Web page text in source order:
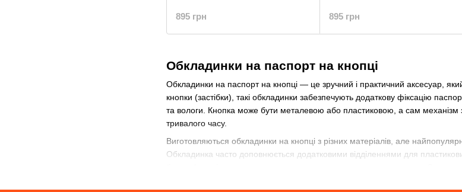
Обкладинки на паспорт на кнопці
Обкладинки на паспорт на кнопці — це зручний і практичний аксесуар,
кнопки (застібки), такі обкладинки забезпечують додаткову фіксацію
та вологи. Кнопка може бути металевою або пластиковою, а сам механізм
тривалого часу.
Виготовляються обкладинки на кнопці з різних матеріалів, але
Обкладинка часто доповнюється додатковими відділеннями для
895 грн 895 грн